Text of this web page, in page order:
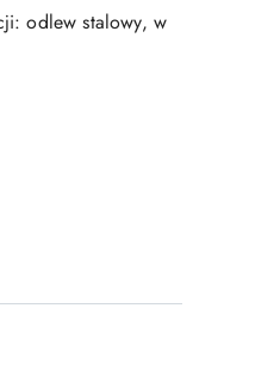
odlew stalowy, w